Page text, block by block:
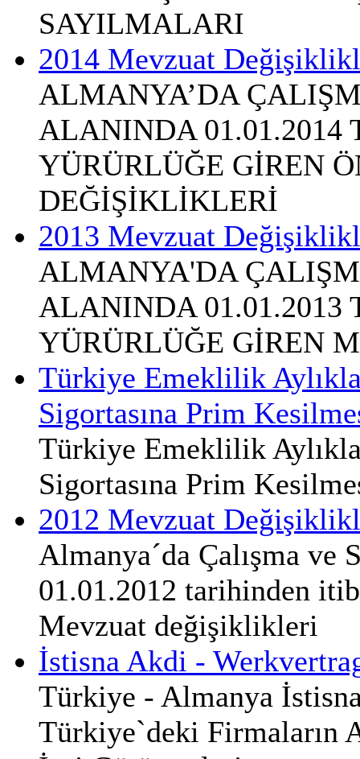
SAYILMALARI
2014 Mevzuat
ALMANYA’DA
ALANINDA 01.01.2014
YÜRÜRLÜĞE GİREN
DEĞİŞİKLİKLERİ
2013 Mevzuat
ALMANYA'DA
ALANINDA 01.01.2013
YÜRÜRLÜĞE GİREN
Türkiye Emeklilik
Sigortasına Prim
Türkiye Emeklilik
Sigortasına Prim
2012 Mevzuat
Almanya´da Çalışma ve
01.01.2012 tarihinden
Mevzuat değişiklikleri
İstisna Akdi -
Türkiye - Almanya
Türkiye`deki Firmaların